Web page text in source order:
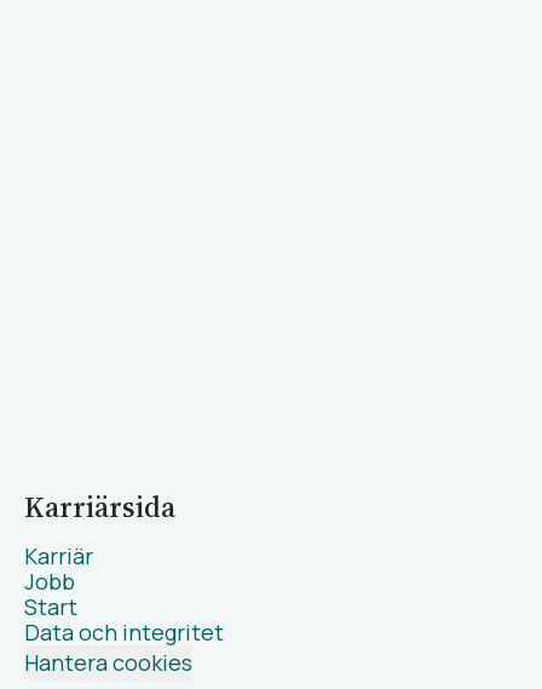
Karriärsida
Karriär
Jobb
Start
Data och integritet
Hantera cookies